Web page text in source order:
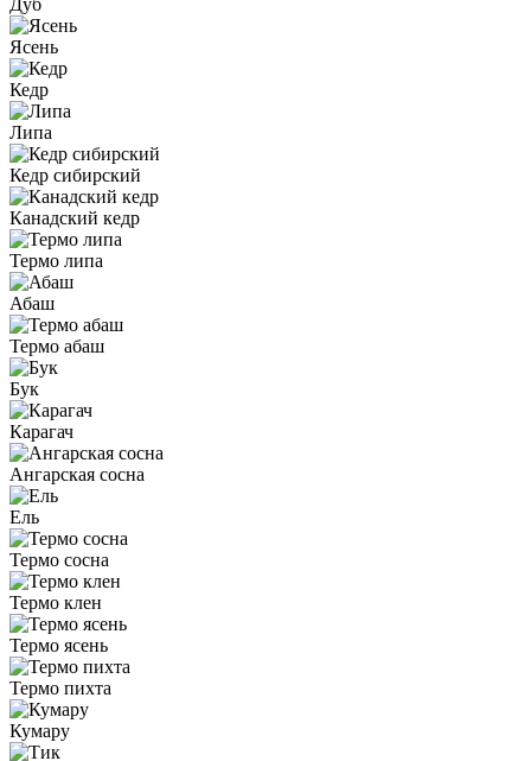
Ясень
Кедр
Липа
Кедр сибирский
Канадский кедр
Термо липа
Абаш
Термо абаш
Бук
Карагач
Ангарская сосна
Ель
Термо сосна
Термо клен
Термо ясень
Термо пихта
Кумару